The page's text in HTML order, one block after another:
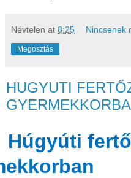
Névtelen at 8:25 Nincsenek
Megosztás
HUGYUTI